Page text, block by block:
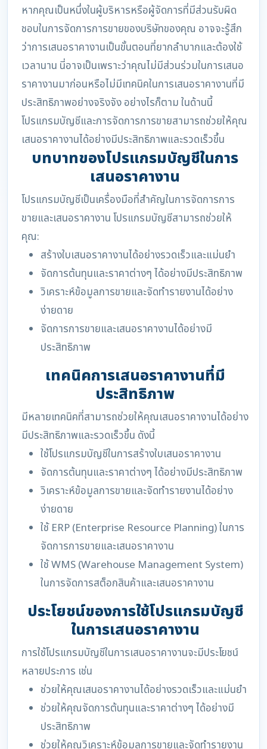
หากคุณเป็นหนึ่งในผู้บริหารหรือผู้จัดการที่มีส่วนรับผิด
ชอบในการจัดการการขายของบริษัทของคุณ อาจจะรู้สึก
ว่าการเสนอราคางานเป็นขั้นตอนที่ยากลำบากและต้องใช้
เวลานาน นี่อาจเป็นเพราะว่าคุณไม่มีส่วนร่วมในการเสนอ
ราคางานมาก่อนหรือไม่มีเทคนิคในการเสนอราคางานที่มี
ประสิทธิภาพอย่างจริงจัง อย่างไรก็ตาม ในด้านนี้
โปรแกรมบัญชีและการจัดการการขายสามารถช่วยให้คุณ
เสนอราคางานได้อย่างมีประสิทธิภาพและรวดเร็วขึ้น
บทบาทของโปรแกรมบัญชีในการ
เสนอราคางาน
โปรแกรมบัญชีเป็นเครื่องมือที่สำคัญในการจัดการการ
ขายและเสนอราคางาน โปรแกรมบัญชีสามารถช่วยให้
คุณ:
สร้างใบเสนอราคางานได้อย่างรวดเร็วและแม่นยำ
จัดการต้นทุนและราคาต่างๆ ได้อย่างมีประสิทธิภาพ
วิเคราะห์ข้อมูลการขายและจัดทำรายงานได้อย่าง
ง่ายดาย
จัดการการขายและเสนอราคางานได้อย่างมี
ประสิทธิภาพ
เทคนิคการเสนอราคางานที่มี
ประสิทธิภาพ
มีหลายเทคนิคที่สามารถช่วยให้คุณเสนอราคางานได้อย่าง
มีประสิทธิภาพและรวดเร็วขึ้น ดังนี้
ใช้โปรแกรมบัญชีในการสร้างใบเสนอราคางาน
จัดการต้นทุนและราคาต่างๆ ได้อย่างมีประสิทธิภาพ
วิเคราะห์ข้อมูลการขายและจัดทำรายงานได้อย่าง
ง่ายดาย
ใช้ ERP (Enterprise Resource Planning) ในการ
จัดการการขายและเสนอราคางาน
ใช้ WMS (Warehouse Management System)
ในการจัดการสต็อกสินค้าและเสนอราคางาน
ประโยชน์ของการใช้โปรแกรมบัญชี
ในการเสนอราคางาน
การใช้โปรแกรมบัญชีในการเสนอราคางานจะมีประโยชน์
หลายประการ เช่น
ช่วยให้คุณเสนอราคางานได้อย่างรวดเร็วและแม่นยำ
ช่วยให้คุณจัดการต้นทุนและราคาต่างๆ ได้อย่างมี
ประสิทธิภาพ
ช่วยให้คุณวิเคราะห์ข้อมูลการขายและจัดทำรายงาน